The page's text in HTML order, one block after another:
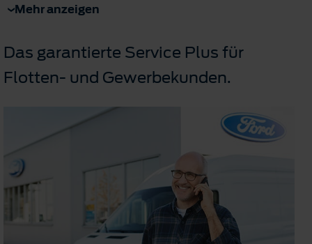
Mehr anzeigen
Das garantierte Service Plus für
Flotten- und Gewerbekunden.